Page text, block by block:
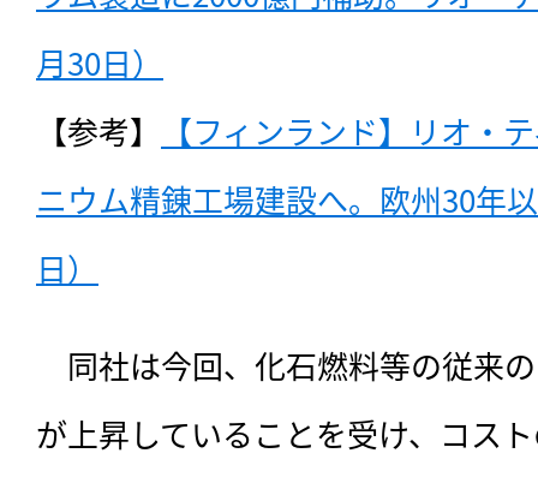
月30日）
【参考】
【フィンランド】リオ・
ニウム精錬工場建設へ。欧州30年
日）
同社は今回、 化石燃料等の従来
が上昇していることを受け、コス